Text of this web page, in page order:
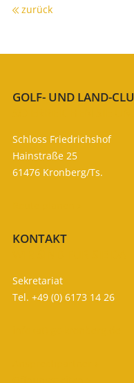
zurück
GOLF- UND LAND-
Schloss Friedrichshof
Hainstraße 25
61476 Kronberg/Ts.
KONTAKT
Sekretariat
Tel. +49 (0) 6173 14 26